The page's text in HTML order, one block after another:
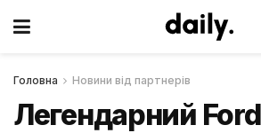
Головна Новини від партнерів
Легендарний